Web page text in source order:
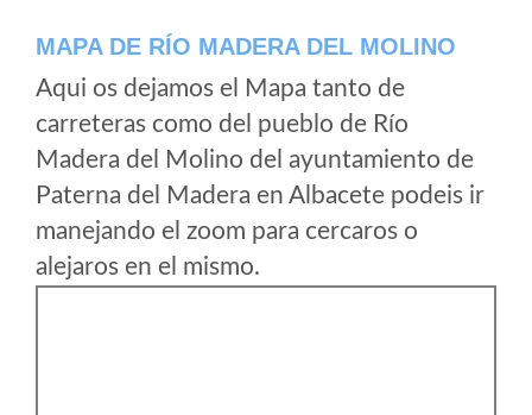
MAPA DE RÍO MADERA DEL MOLINO
Aqui os dejamos el Mapa tanto de
carreteras como del pueblo de Río
Madera del Molino del ayuntamiento de
Paterna del Madera en Albacete podeis ir
manejando el zoom para cercaros o
alejaros en el mismo.